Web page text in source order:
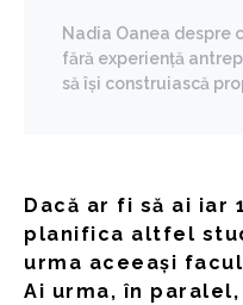
Nadia Oanea despre
fără experiență
să își construiască
Dacă ar fi să ai iar
planifica altfel
urma aceeași
Ai urma, în